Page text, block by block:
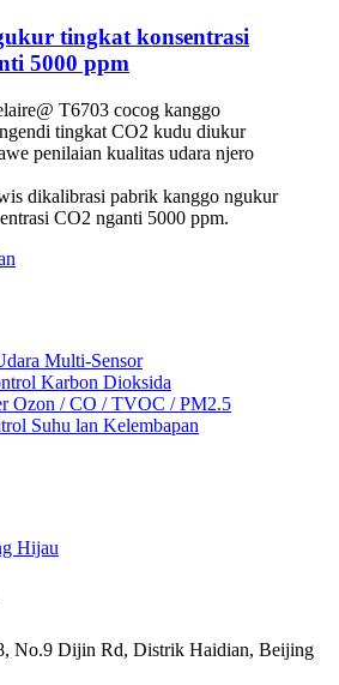
tingkat konsentrasi
5000 ppm
T6703 cocog kanggo
tingkat CO2 kudu diukur
penilaian kualitas udara njero
dikalibrasi pabrik kanggo ngukur
CO2 nganti 5000 ppm.
Multi-Sensor
Karbon Dioksida
Ozon / CO / TVOC / PM2.5
Suhu lan Kelembapan
Hijau
No.9 Dijin Rd, Distrik Haidian, Beijing